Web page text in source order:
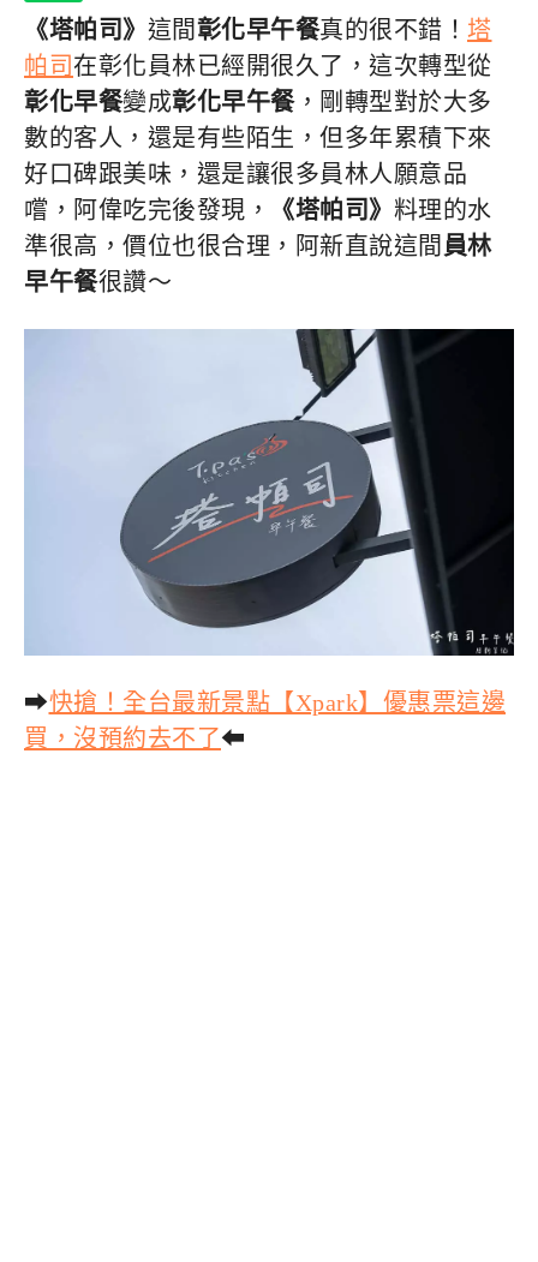
《塔帕司》 這間彰化早午餐真的很不錯！ 塔
帕司在彰化員林已經開很久了，這次轉型從
彰化早餐變成彰化早午餐，剛轉型對於大多
數的客人，還是有些陌生，但多年累積下來
好口碑跟美味，還是讓很多員林人願意品
嚐，阿偉吃完後發現，
《塔帕司》 料理的水
準很高，價位也很合理，阿新直說這間員林
早午餐很讚～
➡快搶！全台最新景點【Xpark】優惠票這邊
買，沒預約去不了⬅